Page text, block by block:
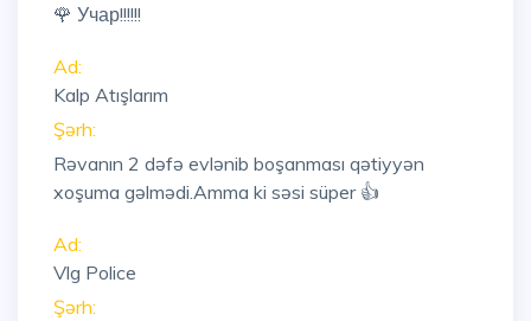
🌹 Учар!!!!!!
Ad:
Kalp Atışlarım
Şərh:
Rəvanın 2 dəfə evlənib boşanması qətiyyən
xoşuma gəlmədi.Amma ki səsi süper 👍
Ad:
Vlg Police
Şərh: